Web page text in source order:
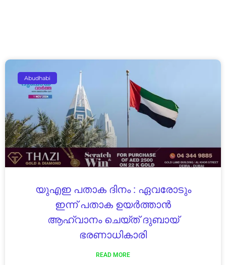
Abudhabi
യുഎഇ പതാക ദിനം : ഏവരോടും
ഇന്ന് പതാക ഉയർത്താൻ
ആഹ്വാനം ചെയ്ത് ദുബായ്
ഭരണാധികാരി
READ MORE